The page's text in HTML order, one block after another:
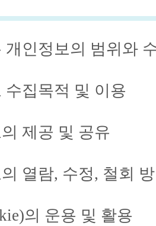
개인정보의 범위와
수집목적 및 이용
제공 및 공유
열람, 수정, 철회
의 운용 및 활용